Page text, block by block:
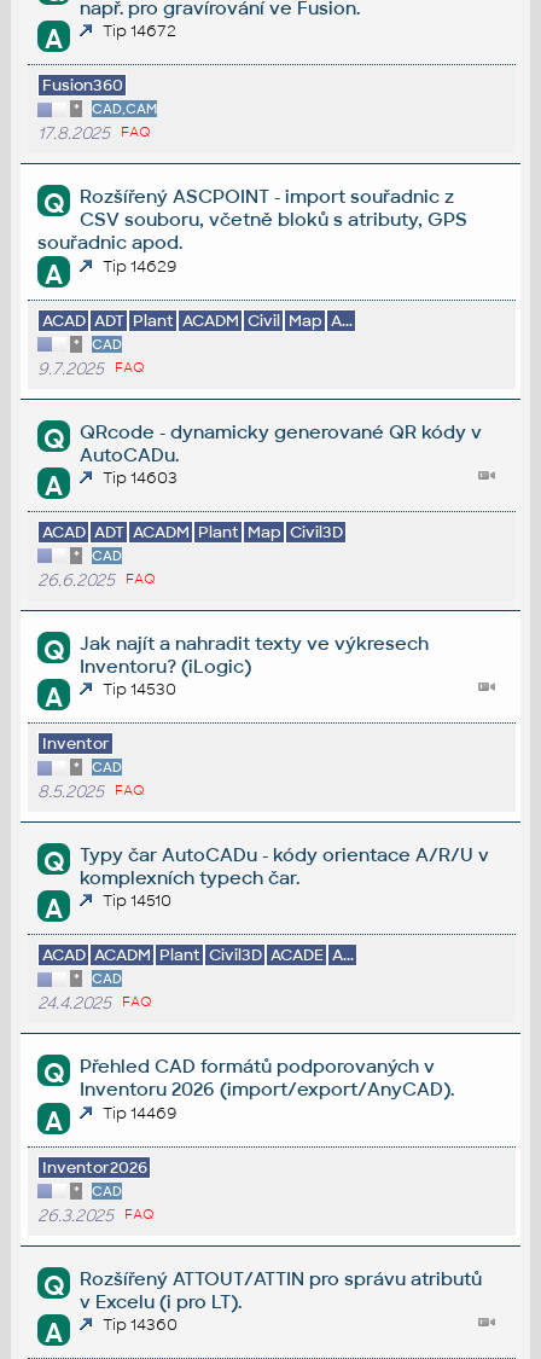
např. pro gravírování ve Fusion.
A Tip 14672
Fusion360
* CAD,CAM
17.8.2025 FAQ
Q
Rozšířený ASCPOINT - import souřadnic z
CSV souboru, včetně bloků s atributy, GPS
souřadnic apod.
A Tip 14629
ACAD ADT Plant ACADM Civil Map A...
* CAD
9.7.2025 FAQ
Q
QRcode - dynamicky generované QR kódy v
AutoCADu.
A Tip 14603
ACAD ADT ACADM Plant Map Civil3D
* CAD
26.6.2025 FAQ
Q
Jak najít a nahradit texty ve výkresech
Inventoru? (iLogic)
A Tip 14530
Inventor
* CAD
8.5.2025 FAQ
Q
Typy čar AutoCADu - kódy orientace A/R/U v
komplexních typech čar.
A Tip 14510
ACAD ACADM Plant Civil3D ACADE A...
* CAD
24.4.2025 FAQ
Q
Přehled CAD formátů podporovaných v
Inventoru 2026 (import/export/AnyCAD).
A Tip 14469
Inventor2026
* CAD
26.3.2025 FAQ
Q
Rozšířený ATTOUT/ATTIN pro správu atributů
v Excelu (i pro LT).
A Tip 14360